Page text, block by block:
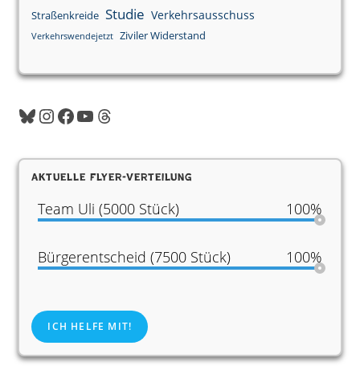
Straßenkreide Studie Verkehrsausschuss
Verkehrswendejetzt Ziviler Widerstand
BlueskyInstagram
Facebook
YouTubeThreads
Aktuelle Flyer-Verteilung
Team Uli (5000 Stück) 100%
Bürgerentscheid (7500 Stück) 100%
ICH HELFE MIT!